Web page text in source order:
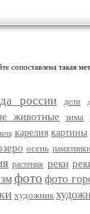
сопоставлена такая
россии дели
животные зима
карелия картины
осень памятники
растения реки
фото фото
художник